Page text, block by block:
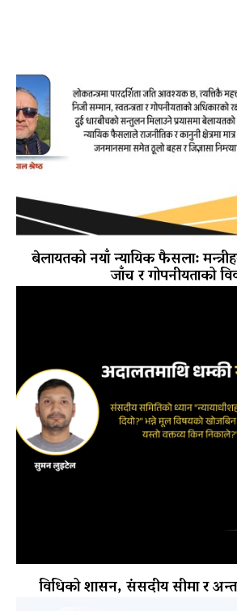
बेलायतको नयाँ न्यायिक फैसला:
जाँच र गोपनीयताको
विधिको शासन, संसदीय सीमा र